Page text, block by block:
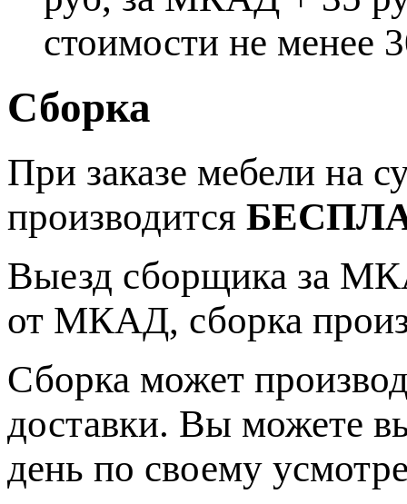
стоимости не менее
Сборка
При заказе мебели на
производится
Выезд сборщика за
от МКАД, сборка
Сборка может
доставки. Вы можете
день по своему